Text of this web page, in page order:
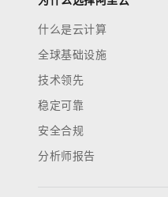
什么是云计算
全球基础设施
技术领先
稳定可靠
安全合规
分析师报告